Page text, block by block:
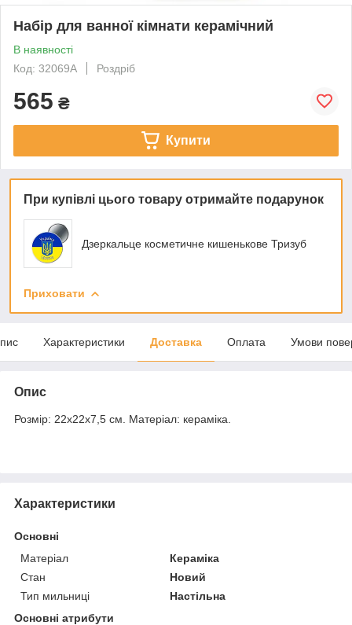
Набір для ванної кімнати керамічний
В наявності
Код: 32069A
Роздріб
565 ₴
Купити
При купівлі цього товару отримайте подарунок
Дзеркальце косметичне кишенькове Тризуб
Приховати
Характеристики Доставка Оплата Умови
Опис
Розмір: 22х22х7,5 см. Матеріал: кераміка.
Характеристики
Основні
Матеріал
Кераміка
Стан
Новий
Тип мильниці
Настільна
Основні атрибути